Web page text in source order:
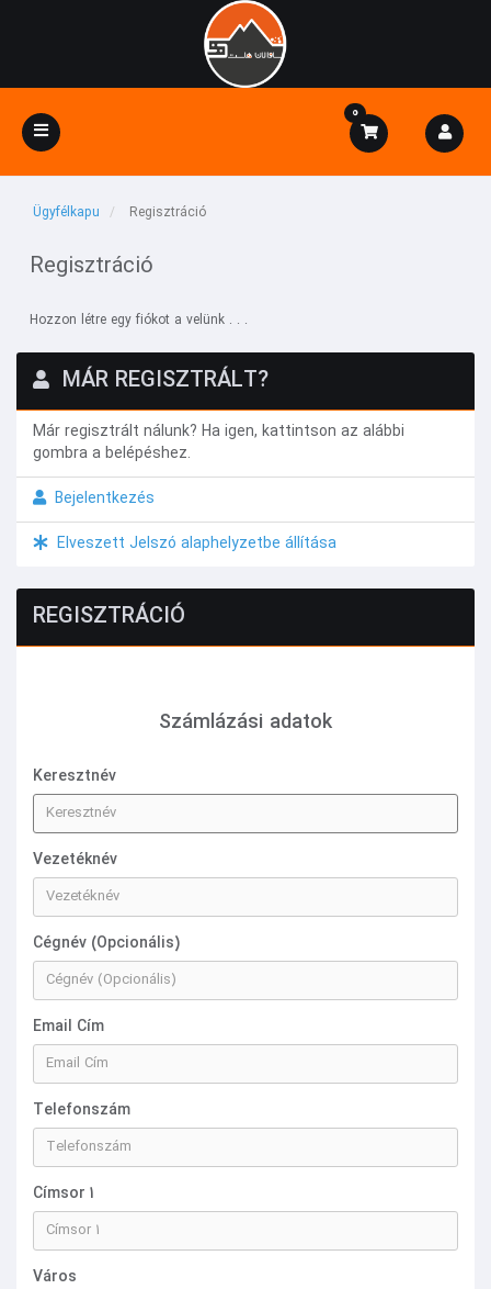
Váltás
a
navigációra
0
Ügyfélkapu Regisztráció
Regisztráció
Hozzon létre egy fiókot a velünk . . .
MÁR REGISZTRÁLT?
Már regisztrált nálunk? Ha igen, kattintson az alábbi
gombra a belépéshez.
Bejelentkezés
Elveszett Jelszó alaphelyzetbe állítása
REGISZTRÁCIÓ
Számlázási adatok
Keresztnév
Vezetéknév
Cégnév (Opcionális)
Email Cím
Telefonszám
Címsor 1
Város